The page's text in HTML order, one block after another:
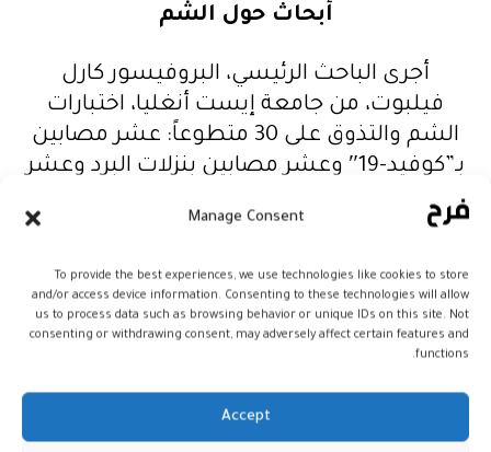
Manage Consent
To provide the best experiences, we use technologies like cookies to store
and/or access device information. Consenting to these technologies will allow
us to process data such as browsing behavior or unique IDs on this site. Not
consenting or withdrawing consent, may adversely affect certain features and
functions.
Accept
أبحاث حول الشم
أجرى الباحث الرئيسي، البروفيسور كارل
فيلبوت، من جامعة إيست أنغليا، اختبارات
الشم والتذوق على 30 متطوعاً: عشر مصابين
بـ”كوفيد-19″ وعشر مصابين بنزلات البرد وعشر
أشخاص أصحاء لا يعانون من أعراض البرد أو
الأنفلونزا.
وكان فقدان حاسة الشم أكثر عمقًا لدى
المصابين بفيروس كورونا.
يكونوا قادرين على تمييز المذاق المر أو الحلو
على الإطلاق.